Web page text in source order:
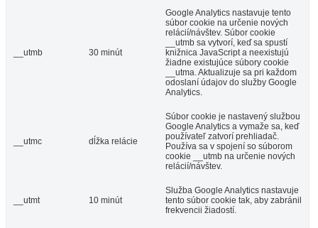
__utmb 30 minút
Google Analytics nastavuje tento
súbor cookie na určenie nových
relácií/návštev. Súbor cookie
__utmb sa vytvorí, keď sa spustí
knižnica JavaScript a neexistujú
žiadne existujúce súbory cookie
__utma. Aktualizuje sa pri každom
odoslaní údajov do služby Google
Analytics.
__utmc dĺžka relácie
Súbor cookie je nastavený službou
Google Analytics a vymaže sa, keď
používateľ zatvorí prehliadač.
Používa sa v spojení so súborom
cookie __utmb na určenie nových
relácií/návštev.
__utmt 10 minút
Služba Google Analytics nastavuje
tento súbor cookie tak, aby zabránil
frekvencii žiadostí.